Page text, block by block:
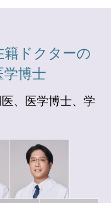
ドクターの
博士
、医学博士、学